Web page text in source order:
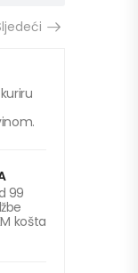
99
košta